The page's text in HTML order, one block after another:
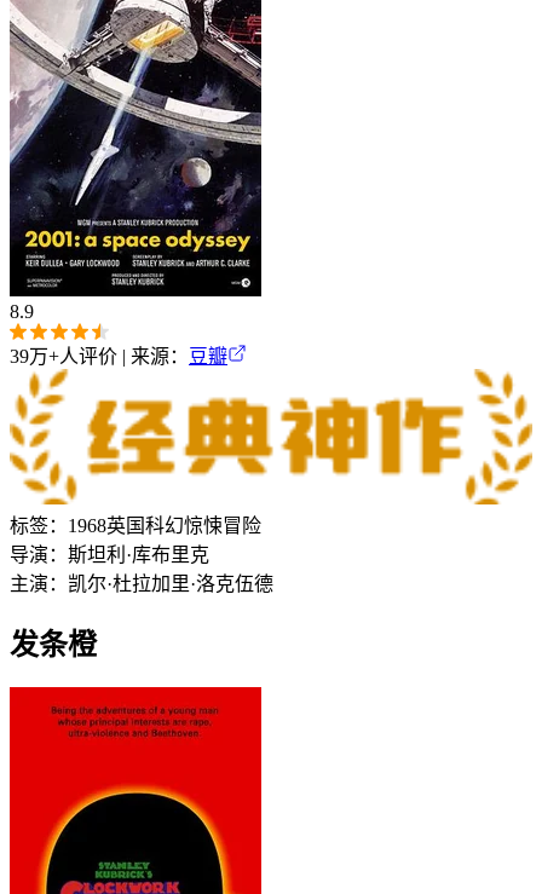
8.9
39万+人评价 | 来源： 豆瓣
标签： 1968英国科幻惊悚冒险
导演： 斯坦利·库布里克
主演： 凯尔·杜拉加里·洛克伍德
发条橙